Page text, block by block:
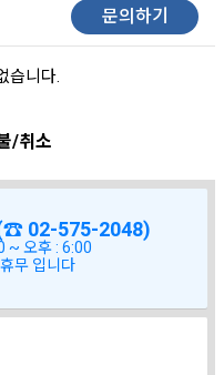
문의하기
습니다.
/취소
02-575-2048)
~ 오후 : 6:00
무 입니다